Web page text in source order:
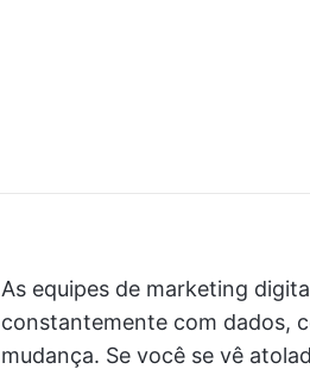
As equipes de marketing
constantemente com dados,
mudança. Se você se vê